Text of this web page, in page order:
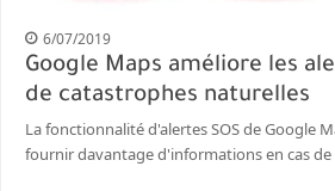
6/07/2019
Google Maps améliore les
de catastrophes naturelles
La fonctionnalité d'alertes SOS de Google
fournir davantage d'informations en cas